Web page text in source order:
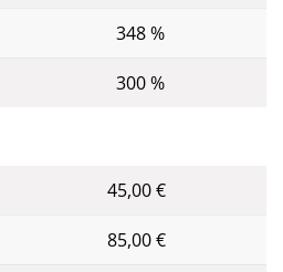
348 %
300 %
45,00 €
85,00 €